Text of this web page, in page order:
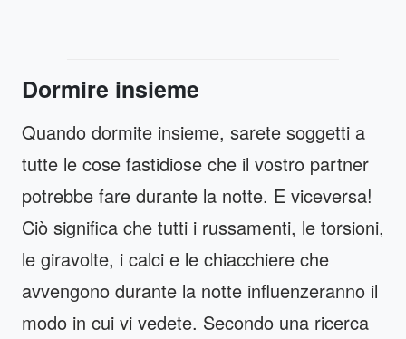
Dormire insieme
Quando dormite insieme, sarete soggetti a
tutte le cose fastidiose che il vostro partner
potrebbe fare durante la notte. E viceversa!
Ciò significa che tutti i russamenti, le torsioni,
le giravolte, i calci e le chiacchiere che
avvengono durante la notte influenzeranno il
modo in cui vi vedete. Secondo una ricerca